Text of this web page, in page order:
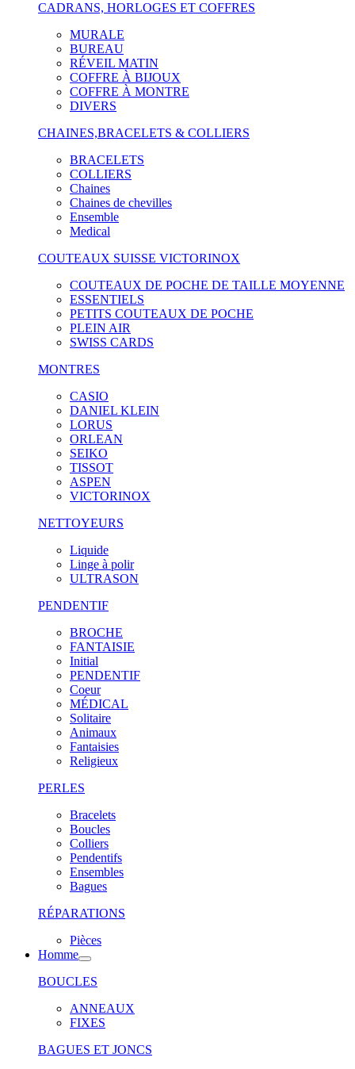
CADRANS, HORLOGES ET COFFRES
MURALE
BUREAU
RÉVEIL MATIN
COFFRE À BIJOUX
COFFRE À MONTRE
DIVERS
CHAINES,BRACELETS & COLLIERS
BRACELETS
COLLIERS
Chaines
Chaines de chevilles
Ensemble
Medical
COUTEAUX SUISSE VICTORINOX
COUTEAUX DE POCHE DE TAILLE MOYENNE
ESSENTIELS
PETITS COUTEAUX DE POCHE
PLEIN AIR
SWISS CARDS
MONTRES
CASIO
DANIEL KLEIN
LORUS
ORLEAN
SEIKO
TISSOT
ASPEN
VICTORINOX
NETTOYEURS
Liquide
Linge à polir
ULTRASON
PENDENTIF
BROCHE
FANTAISIE
Initial
PENDENTIF
Coeur
MÉDICAL
Solitaire
Animaux
Fantaisies
Religieux
PERLES
Bracelets
Boucles
Colliers
Pendentifs
Ensembles
Bagues
RÉPARATIONS
Pièces
Homme
BOUCLES
ANNEAUX
FIXES
BAGUES ET JONCS